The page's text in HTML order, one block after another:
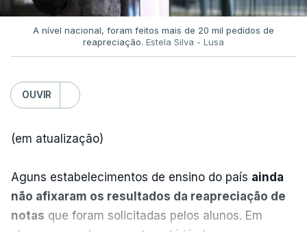
A nível nacional, foram feitos mais de 20 mil pedidos de
reapreciação. Estela Silva - Lusa
OUVIR
(em atualização)
Aguns estabelecimentos de ensino do país ainda
não afixaram os resultados da reapreciação de
notas que foram solicitadas pelos alunos. Em